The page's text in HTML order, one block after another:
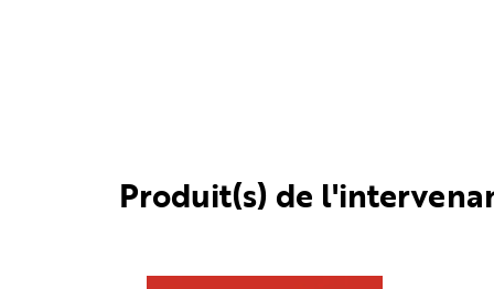
Produit(s) de